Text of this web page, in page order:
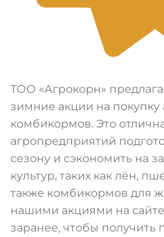
ТОО «Агрокорн»
зимние акции на покупку
комбикормов. Это
агропредприятий
сезону и сэкономить на
культур, таких как лён,
также комбикормов для
нашими акциями на
заранее, чтобы получить